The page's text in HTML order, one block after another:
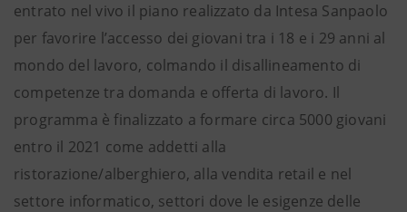
entrato nel vivo il piano realizzato da Intesa Sanpaolo
per favorire l’accesso dei giovani tra i 18 e i 29 anni al
mondo del lavoro, colmando il disallineamento di
competenze tra domanda e offerta di lavoro. Il
programma è finalizzato a formare circa 5000 giovani
entro il 2021 come addetti alla
ristorazione/alberghiero, alla vendita retail e nel
settore informatico, settori dove le esigenze delle